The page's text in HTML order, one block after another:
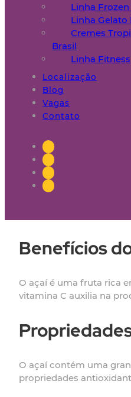
Linha
Linha
Cremes
Brasil
Linha Fitness
Localização
Blog
Vagas
Contato
Benefícios
O açaí é uma fruta rica
vitamina C auxilia na
O açaí contém uma
propriedades